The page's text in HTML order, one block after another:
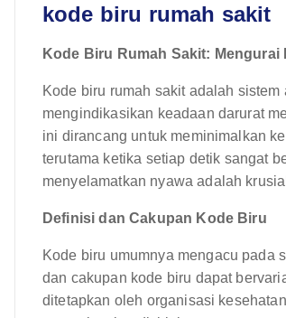
kode biru rumah sakit
Kode Biru Rumah Sakit:
Kode biru rumah sakit adalah
mengindikasikan keadaan darurat
ini dirancang untuk meminimalkan
terutama ketika setiap detik sangat
menyelamatkan nyawa adalah
Definisi dan Cakupan Kode Biru
Kode biru umumnya mengacu pada
dan cakupan kode biru dapat
ditetapkan oleh organisasi